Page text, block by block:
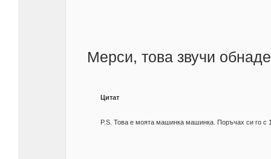
Мерси, това звучи
Цитат
P.S. Това е моята машинка машинка. Поръчах си го с